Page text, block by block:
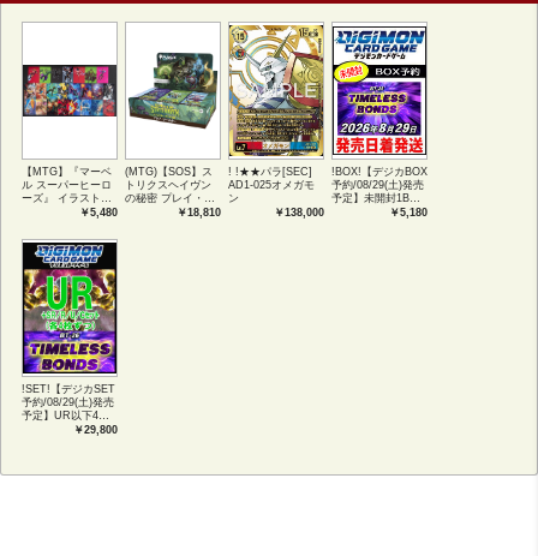
【MTG】『マーベ
ル スーパーヒーロ
ーズ』 イラストコ
レクション 54種コ
アートカード(JPN)
￥5,480
(MTG)【SOS】ス
トリクスヘイヴン
の秘密 プレイ・ブ
ースター1BOX日本
￥18,810
! !★★パラ[SEC]
AD1-025オメガモ
ン
￥138,000
!BOX!【デジカBOX
予約/08/29(土)発売
予定】未開封1BOX
￥5,180
!SET!【デジカSET
予約/08/29(土)発売
予定】UR以下4コ
ンセット 【BT-￥29,800